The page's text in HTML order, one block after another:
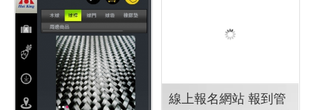
高雄程式設計
高雄網頁設計 客制活動程式